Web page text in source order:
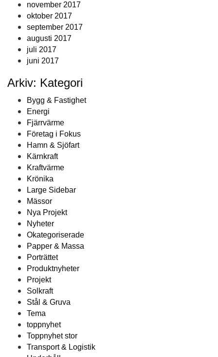
november 2017
oktober 2017
september 2017
augusti 2017
juli 2017
juni 2017
Arkiv: Kategori
Bygg & Fastighet
Energi
Fjärrvärme
Företag i Fokus
Hamn & Sjöfart
Kärnkraft
Kraftvärme
Krönika
Large Sidebar
Mässor
Nya Projekt
Nyheter
Okategoriserade
Papper & Massa
Porträttet
Produktnyheter
Projekt
Solkraft
Stål & Gruva
Tema
toppnyhet
Toppnyhet stor
Transport & Logistik